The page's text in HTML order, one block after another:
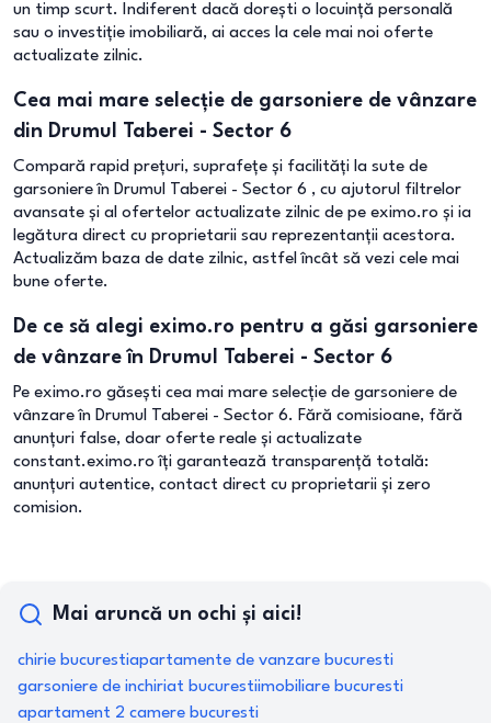
un timp scurt. Indiferent dacă dorești o locuință personală
sau o investiție imobiliară, ai acces la cele mai noi oferte
actualizate zilnic.
Cea mai mare selecție de garsoniere de vânzare
din Drumul Taberei - Sector 6
Compară rapid prețuri, suprafețe și facilități la sute de
garsoniere în Drumul Taberei - Sector 6 , cu ajutorul filtrelor
avansate și al ofertelor actualizate zilnic de pe eximo.ro și ia
legătura direct cu proprietarii sau reprezentanții acestora.
Actualizăm baza de date zilnic, astfel încât să vezi cele mai
bune oferte.
De ce să alegi eximo.ro pentru a găsi garsoniere
de vânzare în Drumul Taberei - Sector 6
Pe eximo.ro găsești cea mai mare selecție de garsoniere de
vânzare în Drumul Taberei - Sector 6. Fără comisioane, fără
anunțuri false, doar oferte reale și actualizate
constant.eximo.ro îți garantează transparență totală:
anunțuri autentice, contact direct cu proprietarii și zero
comision.
Mai aruncă un ochi și aici!
chirie bucurestiapartamente de vanzare bucuresti
garsoniere de inchiriat bucurestiimobiliare bucuresti
apartament 2 camere bucuresti